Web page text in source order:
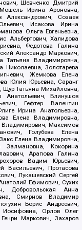
Шевченко Дмитрий
Ирина Ароновна,
Созаев
Исакова Ирина
Ольга Евгеньевна,
Альбертович, Халидова
Федотова Галина
Александр Маркович,
Татьяна Владимировна,
Николаевна, Золотарева
Жемкова Елена
Юлия Юрьевна, Саранг
Щур Татьяна Михайловна,
Блинушов
Гефтер Валентин
Ирина Анатольевна,
Елена Владимировна,
Владимирович, Максимов
Голубева Елена
Елена Владимировна,
Кокорина
Арапова Галина
Вадим Юрьевич,
Васильевич, Протасова
Лукашевский Сергей
Ефимович, Сухих
Добровольская Анна
Смирнов Владимир
Борис Андреевич,
Орлов Олег
Маркович, Захаров